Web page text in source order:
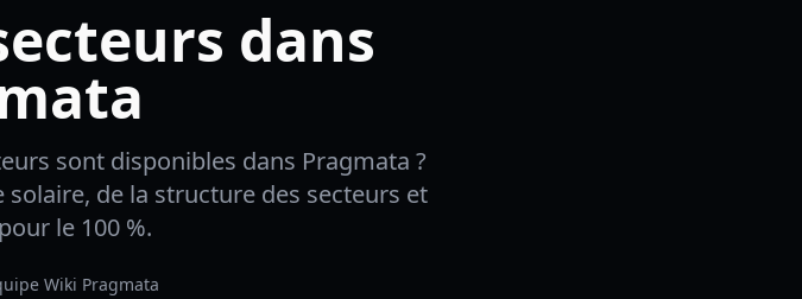
dans
sont disponibles dans Pragmata ?
de la structure des secteurs et
le 100 %.
Wiki Pragmata